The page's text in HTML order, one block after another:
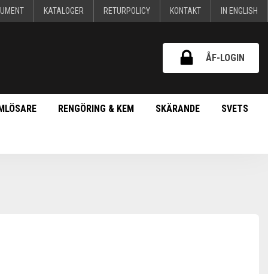
KATALOGER RETURPOLICY KONTAKT IN ENGLISH
ÅF-LOGIN
RENGÖRING & KEM SKÄRANDE SVETS